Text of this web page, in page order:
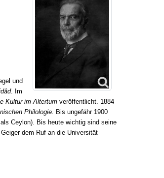
und
. Im
Kultur im Altertum veröffentlicht. 1884
Philologie. Bis ungefähr 1900
Ceylon). Bis heute wichtig sind seine
dem Ruf an die Universität